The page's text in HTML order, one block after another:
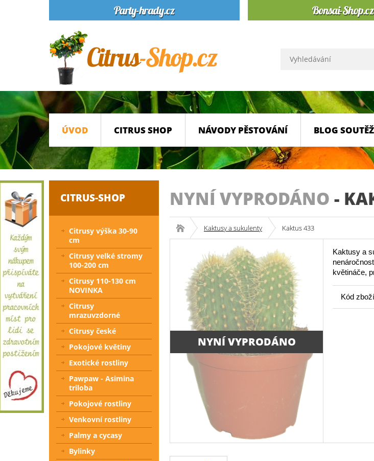
ÚVOD CITRUS SHOP NÁVODY PĚSTOVÁNÍ BLOG
NYNÍ VYPRODÁNO -
Kaktusy a sukulenty Kaktus 433
NYNÍ VYPRODÁNO
Kaktusy a
květináče,
Kód
CITRUS-SHOP
Citrusy výška 30-90
cm
Citrusy velké stromy
100-200 cm
Citrusy 110-130 cm
NOVINKA
Citrusy
mrazuvzdorné
Citrusy české
Pokojové květiny
Exotické rostliny
Pawpaw - Asimina
triloba
Pokojové rostliny
Venkovní rostliny
Palmy a cycasy
Bylinky